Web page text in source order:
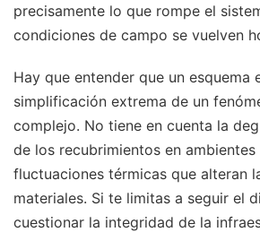
precisamente lo que rompe el
condiciones de campo se vuelven
Hay que entender que un esquema
simplificación extrema de un
complejo. No tiene en cuenta la
de los recubrimientos en
fluctuaciones térmicas que alteran
materiales. Si te limitas a seguir el
cuestionar la integridad de la